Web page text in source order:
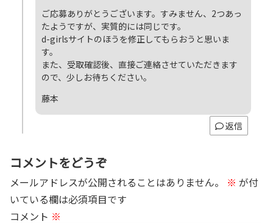
ご応募ありがとうございます。すみません、2つあっ
たようですが、実質的には同じです。
d-girlsサイトのほうを修正してもらおうと思いま
す。
また、受取確認後、直接ご連絡させていただきます
ので、少しお待ちください。
藤本
返信
コメントをどうぞ
メールアドレスが公開されることはありません。 ※ が付
いている欄は必須項目です
コメント ※